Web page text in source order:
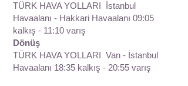
TÜRK HAVA YOLLARI İstanbul
Havaalanı - Hakkari Havaalanı 09:05
kalkış - 11:10 varış
Dönüş
TÜRK HAVA YOLLARI Van - İstanbul
Havaalanı 18:35 kalkış - 20:55 varış